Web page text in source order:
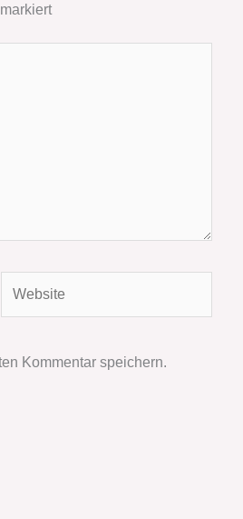
markiert
Kommentar speichern.